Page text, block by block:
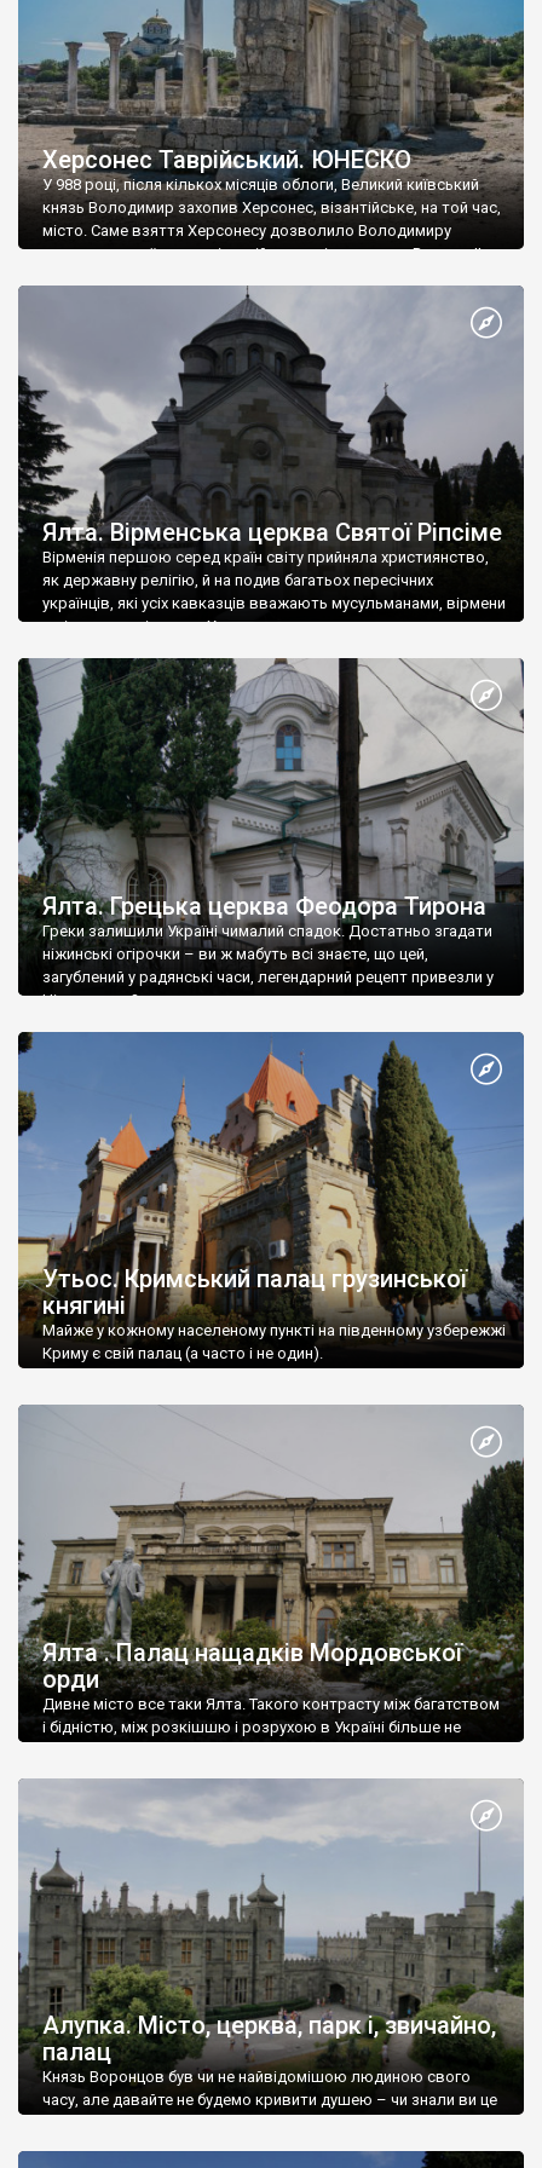
Херсонес Таврійський. ЮНЕСКО
У 988 році, після кількох місяців облоги, Великий київський
князь Володимир захопив Херсонес, візантійське, на той час,
місто. Саме взяття Херсонесу дозволило Володимиру
диктувати свої умови візантійському імператору Василю ІІ, та
Херсонесі Володимир-язичник, став Василем-християнином.
А потім було Хрещення Русі. На честь Херсонесу Таврійського
Ялта. Вірменська церква Святої Ріпсіме
Вірменія першою серед країн світу прийняла християнство,
як державну релігію, й на подив багатьох пересічних
українців, які усіх кавказців вважають мусульманами, вірмени
є відданими вірянами Христа
Ялта. Грецька церква Феодора Тирона
Греки залишили Україні чималий спадок. Достатньо згадати
ніжинські огірочки – ви ж мабуть всі знаєте, що цей,
загублений у радянські часи, легендарний рецепт привезли у
Ніжин греки?
Утьос. Кримський палац грузинської
княгині
Майже у кожному населеному пункті на південному узбережжі
Криму є свій палац (а часто і не один).
Ялта . Палац нащадків Мордовської
орди
Дивне місто все таки Ялта. Такого контрасту між багатством
і бідністю, між розкішшю і розрухою в Україні більше не
Алупка. Місто, церква, парк і, звичайно,
палац
Князь Воронцов був чи не найвідомішою людиною свого
часу, але давайте не будемо кривити душею – чи знали ви це